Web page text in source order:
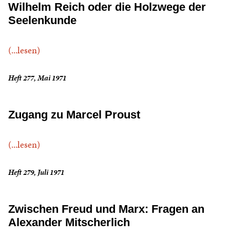
Wilhelm Reich oder die Holzwege der
Seelenkunde
(...lesen)
Heft 277, Mai 1971
Zugang zu Marcel Proust
(...lesen)
Heft 279, Juli 1971
Zwischen Freud und Marx: Fragen an
Alexander Mitscherlich